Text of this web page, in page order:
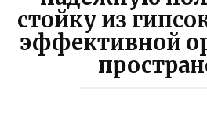
стойку из
эффективной